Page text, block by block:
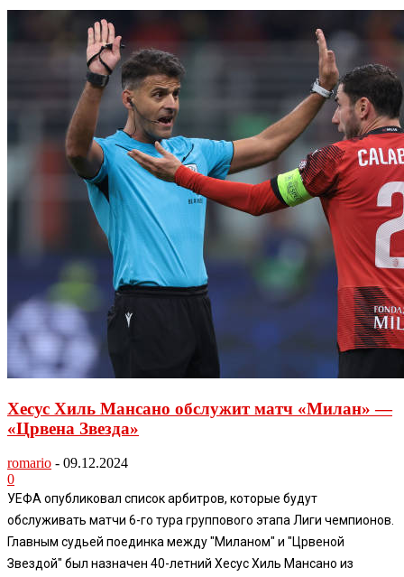
Хесус Хиль Мансано обслужит матч «Милан» —
«Црвена Звезда»
romario - 09.12.2024
0
УЕФА опубликовал список арбитров, которые будут
обслуживать матчи 6-го тура группового этапа Лиги чемпионов.
Главным судьей поединка между "Миланом" и "Црвеной
Звездой" был назначен 40-летний Хесус Хиль Мансано из